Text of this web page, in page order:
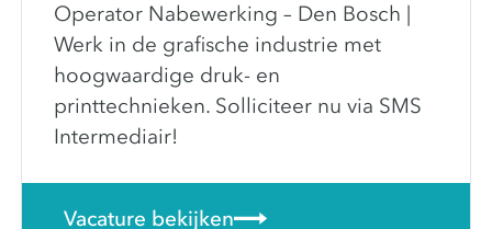
Operator Nabewerking – Den Bosch |
Werk in de grafische industrie met
hoogwaardige druk- en
printtechnieken. Solliciteer nu via SMS
Intermediair!
Vacature bekijken